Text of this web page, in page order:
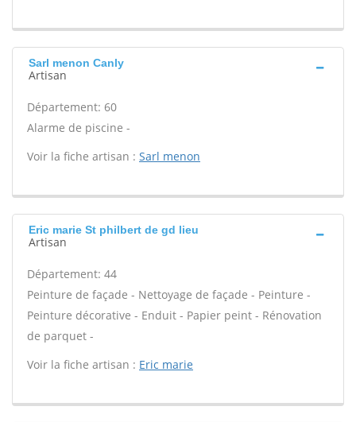
Sarl menon Canly
Artisan
Département: 60
Alarme de piscine -
Voir la fiche artisan : Sarl menon
Eric marie St philbert de gd lieu
Artisan
Département: 44
Peinture de façade - Nettoyage de façade - Peinture -
Peinture décorative - Enduit - Papier peint - Rénovation
de parquet -
Voir la fiche artisan : Eric marie